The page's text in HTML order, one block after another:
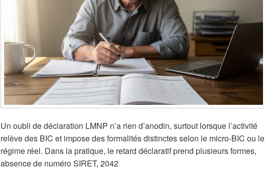
Un oubli de déclaration LMNP n’a rien d’anodin, surtout lorsque l’activité
relève des BIC et impose des formalités distinctes selon le micro-BIC ou le
régime réel. Dans la pratique, le retard déclaratif prend plusieurs formes,
absence de numéro SIRET, 2042